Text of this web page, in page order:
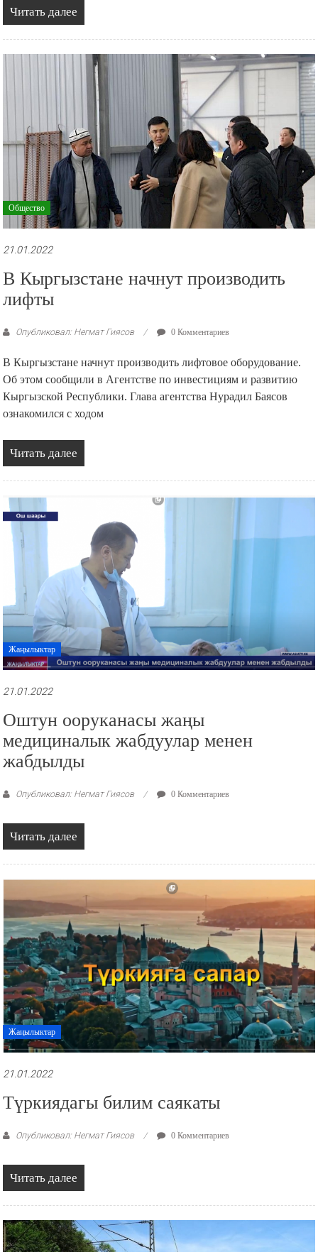
Читать далее
Общество
21.01.2022
В Кыргызстане начнут производить
лифты
Опубликовал: Негмат Гиясов 0 Комментариев
В Кыргызстане начнут производить лифтовое оборудование.
Об этом сообщили в Агентстве по инвестициям и развитию
Кыргызской Республики. Глава агентства Нурадил Баясов
ознакомился с ходом
Читать далее
Жаңылыктар
21.01.2022
Оштун ооруканасы жаңы
медициналык жабдуулар менен
жабдылды
Опубликовал: Негмат Гиясов 0 Комментариев
Читать далее
Жаңылыктар
21.01.2022
Түркиядагы билим саякаты
Опубликовал: Негмат Гиясов 0 Комментариев
Читать далее